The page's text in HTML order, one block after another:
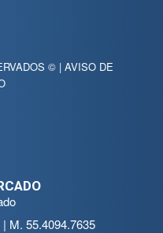
© | AVISO DE
| M. 55.4094.7635